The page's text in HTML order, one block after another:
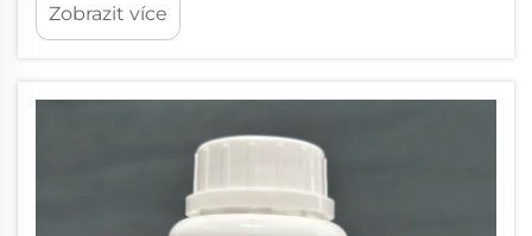
skládají z malých dutých polymerových
kuliček obsahujících plyn. Při zahřátí se
malých kuliček...
Zobrazit více